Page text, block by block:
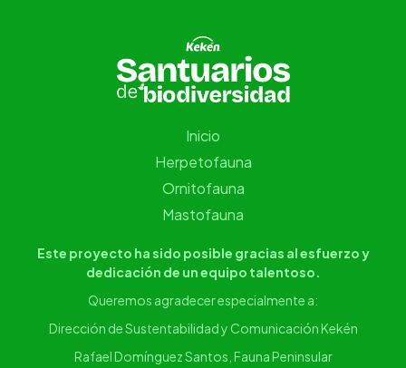
Inicio
Herpetofauna
Ornitofauna
Mastofauna
Este proyecto ha sido posible gracias al esfuerzo y
dedicación de un equipo talentoso.
Queremos agradecer especialmente a:
Dirección de Sustentabilidad y Comunicación Kekén
Rafael Domínguez Santos, Fauna Peninsular